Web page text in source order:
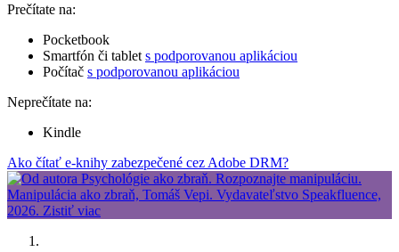
Prečítate na:
Pocketbook
Smartfón či tablet s podporovanou aplikáciou
Počítač s podporovanou aplikáciou
Neprečítate na:
Kindle
Ako čítať e-knihy zabezpečené cez Adobe DRM?